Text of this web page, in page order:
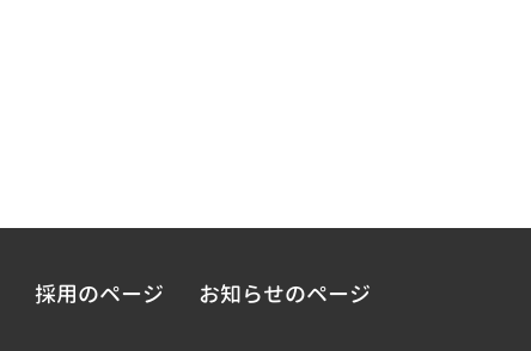
採用のページ
お知らせのページ